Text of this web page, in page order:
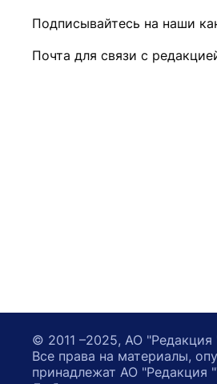
Подписывайтесь на наши
Почта для связи с
© 2011 –2025, АО "Редакция
Все права на материалы,
принадлежат АО "Редакция